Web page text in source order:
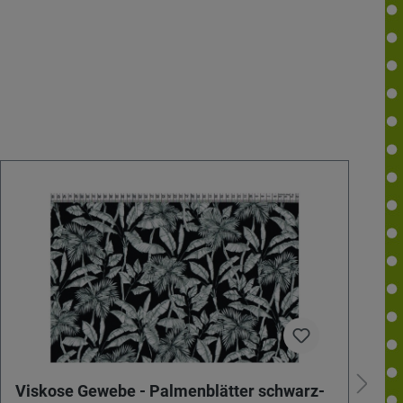
Viskose Gewebe - Palmenblätter schwarz-